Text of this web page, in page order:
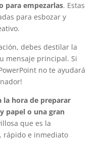
para empezarlas. Estas
para esbozar y
debes destilar la
mensaje principal. Si
no te ayudará
la hora de preparar
papel o una gran
que es la
rápido e inmediato